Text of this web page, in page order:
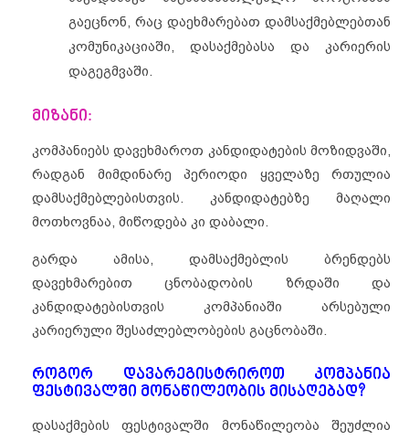
გაეცნონ, რაც დაეხმარებათ დამსაქმებლებთან
კომუნიკაციაში, დასაქმებასა და კარიერის
დაგეგმვაში.
მიზანი:
კომპანიებს დავეხმაროთ კანდიდატების მოზიდვაში,
რადგან მიმდინარე პერიოდი ყველაზე რთულია
დამსაქმებლებისთვის. კანდიდატებზე მაღალი
მოთხოვნაა, მიწოდება კი დაბალი.
გარდა ამისა, დამსაქმებლის ბრენდებს
დავეხმარებით ცნობადობის ზრდაში და
კანდიდატებისთვის კომპანიაში არსებული
კარიერული შესაძლებლობების გაცნობაში.
როგორ დავარეგისტრიროთ კომპანია
ფესტივალში მონაწილეობის მისაღებად?
დასაქმების ფესტივალში მონაწილეობა შეუძლია